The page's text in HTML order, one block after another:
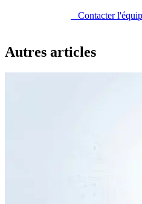
Contacter
Autres articles